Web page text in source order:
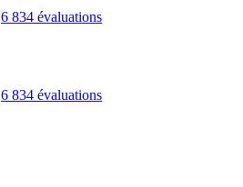
6 834 évaluations
6 834 évaluations